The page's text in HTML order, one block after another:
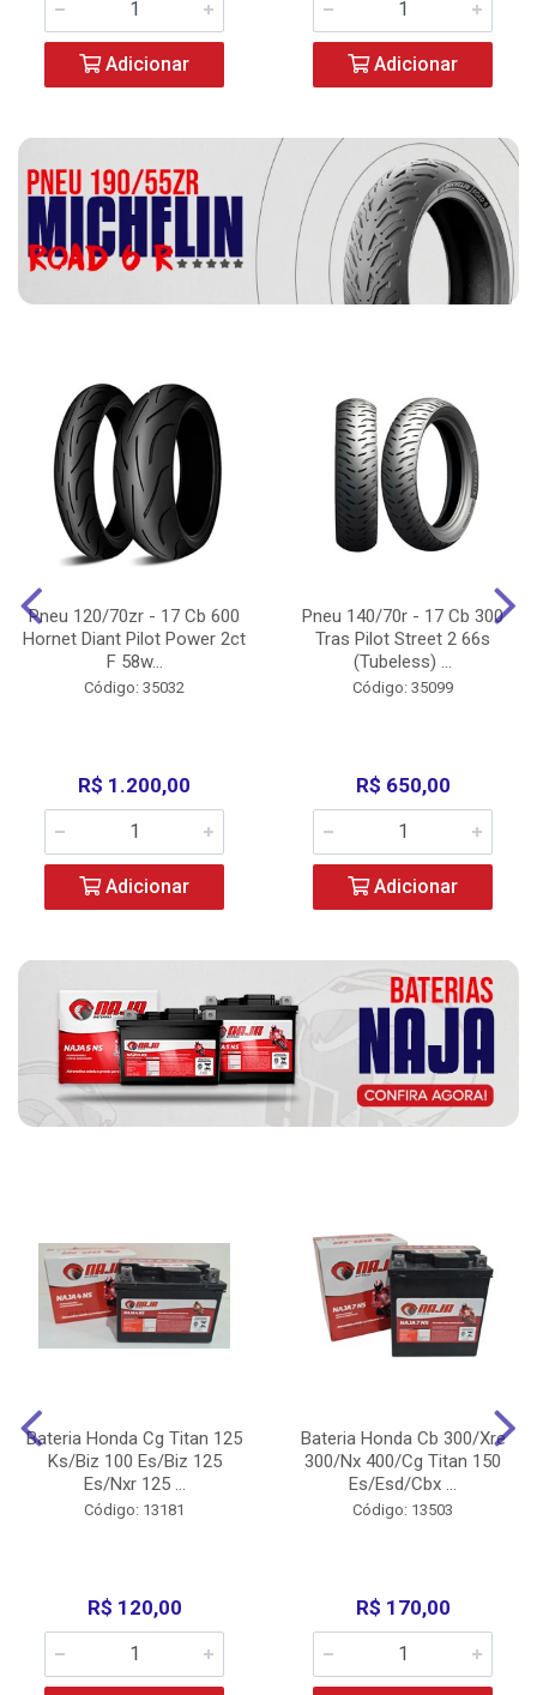
Adicionar Adicionar
Pneu 120/70zr - 17 Cb 600
Hornet Diant Pilot Power 2ct
F 58w...
Código: 35032
R$ 1.200,00
Adicionar
Pneu 140/70r - 17 Cb 300
Tras Pilot Street 2 66s
(Tubeless) ...
Código: 35099
R$ 650,00
Adicionar
Bateria Honda Cg Titan 125
Ks/Biz 100 Es/Biz 125
Es/Nxr 125 ...
Código: 13181
R$ 120,00
Bateria Honda Cb 300/Xre
300/Nx 400/Cg Titan 150
Es/Esd/Cbx ...
Código: 13503
R$ 170,00